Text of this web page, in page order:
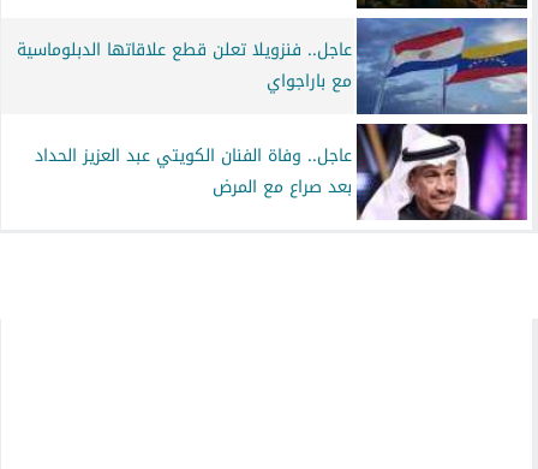
عاجل.. فنزويلا تعلن قطع علاقاتها الدبلوماسية
مع باراجواي
عاجل.. وفاة الفنان الكويتي عبد العزيز الحداد
بعد صراع مع المرض